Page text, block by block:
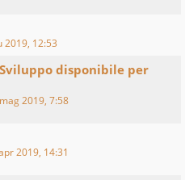
2019, 12:53
disponibile per
2019, 7:58
2019, 14:31